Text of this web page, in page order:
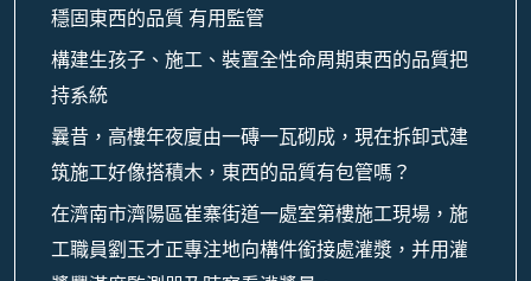
穩固東西的品質 有用監管
構建生孩子、施工、裝置全性命周期東西的品質把
持系統
曩昔，高樓年夜廈由一磚一瓦砌成，現在拆卸式建
筑施工好像搭積木，東西的品質有包管嗎？
在濟南市濟陽區崔寨街道一處室第樓施工現場，施
工職員劉玉才正專注地向構件銜接處灌漿，并用灌